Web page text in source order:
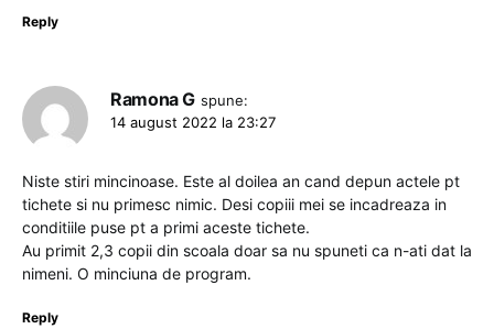
Reply
Ramona G spune:
14 august 2022 la 23:27
Niste stiri mincinoase. Este al doilea an cand depun actele pt
tichete si nu primesc nimic. Desi copiii mei se incadreaza in
conditiile puse pt a primi aceste tichete.
Au primit 2,3 copii din scoala doar sa nu spuneti ca n-ati dat la
nimeni. O minciuna de program.
Reply